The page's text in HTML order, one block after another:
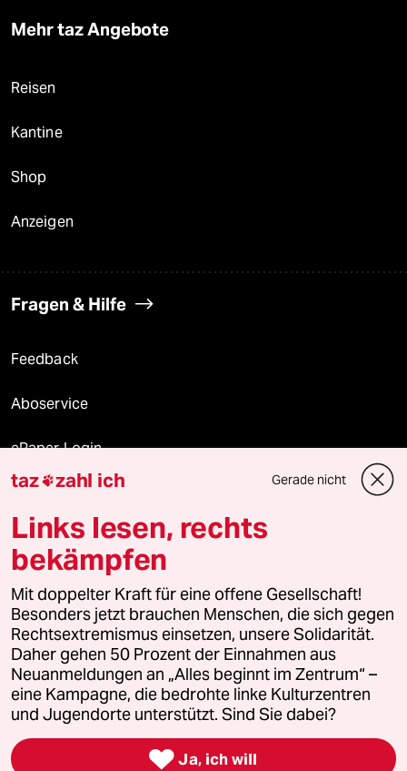
Mehr taz Angebote
Reisen
Kantine
Shop
Anzeigen
Fragen & Hilfe
Feedback
Aboservice
ePaper Login
Downloads für Abonnierende
© 2026 taz Verlags und Vertriebs GmbH
Alle Rechte vorbehalten. Bei rechtlichen Fragen oder für Genehmigungen
wenden Sie sich bitte an
lizenzen@taz.de
Feedback Redaktionsstatut Kommune-Richtlinien
Leitlinie Informant Datenschutz Impressum AGB
Seitenwende Einwilligungen widerrufen (Ads)
taz zahl ich Gerade nicht
Links lesen, rechts
bekämpfen
Mit doppelter Kraft für eine offene Gesellschaft!
Besonders jetzt brauchen Menschen, die sich gegen
Rechtsextremismus einsetzen, unsere Solidarität.
Daher gehen 50 Prozent der Einnahmen aus
Neuanmeldungen an „Alles beginnt im Zentrum“ –
eine Kampagne, die bedrohte linke Kulturzentren
und Jugendorte unterstützt. Sind Sie dabei?
 Ja, ich will